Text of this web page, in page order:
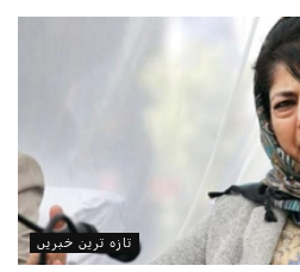
تازہ ترین خبریں